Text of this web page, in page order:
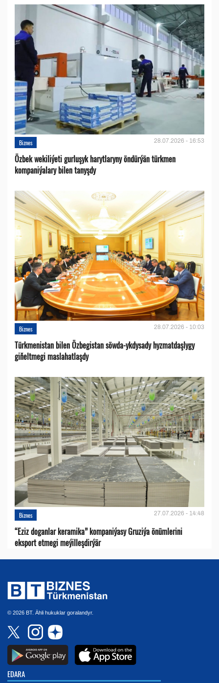
Biznes 28.07.2026 - 16:53
Özbek wekiliýeti gurluşyk harytlaryny öndürýän türkmen
kompaniýalary bilen tanyşdy
Biznes 28.07.2026 - 10:03
Türkmenistan bilen Özbegistan söwda-ykdysady hyzmatdaşlygy
giňeltmegi maslahatlaşdy
Biznes 27.07.2026 - 14:48
“Eziz doganlar keramika” kompaniýasy Gruziýa önümlerini
eksport etmegi meýilleşdirýär
© 2026 BT. Ähli hukuklar goralandyr.
EDARA